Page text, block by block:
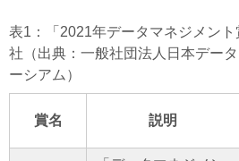
表1：「2021年データマネジメン
社（出典：一般社団法人日本デー
ーシアム）
賞名 説明